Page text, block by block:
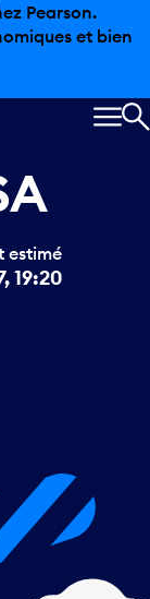
Pearson.
et bien
estimé
19:20